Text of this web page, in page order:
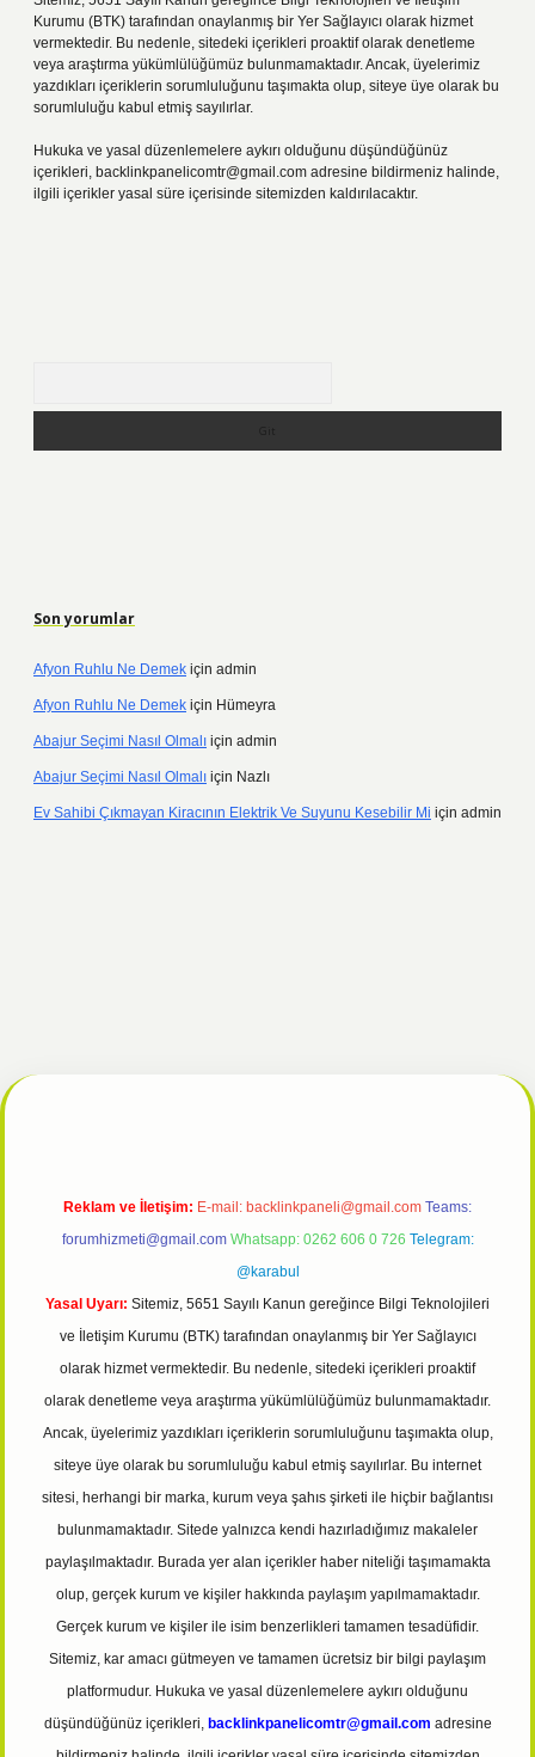
Kurumu (BTK) tarafından onaylanmış bir Yer Sağlayıcı olarak hizmet
vermektedir. Bu nedenle, sitedeki içerikleri proaktif olarak denetleme
veya araştırma yükümlülüğümüz bulunmamaktadır. Ancak, üyelerimiz
yazdıkları içeriklerin sorumluluğunu taşımakta olup, siteye üye olarak bu
sorumluluğu kabul etmiş sayılırlar.
Hukuka ve yasal düzenlemelere aykırı olduğunu düşündüğünüz
içerikleri, backlinkpanelicomtr@gmail.com adresine bildirmeniz halinde,
ilgili içerikler yasal süre içerisinde sitemizden kaldırılacaktır.
Son yorumlar
Afyon Ruhlu Ne Demek için admin
Afyon Ruhlu Ne Demek için Hümeyra
Abajur Seçimi Nasıl Olmalı için admin
Abajur Seçimi Nasıl Olmalı için Nazlı
Ev Sahibi Çıkmayan Kiracının Elektrik Ve Suyunu Kesebilir Mi için admin
tulipbet giriş
Reklam ve İletişim: E-mail: backlinkpaneli@gmail.com Teams:
forumhizmeti@gmail.com Whatsapp: 0262 606 0 726 Telegram:
@karabul
Yasal Uyarı: Sitemiz, 5651 Sayılı Kanun gereğince Bilgi Teknolojileri
ve İletişim Kurumu (BTK) tarafından onaylanmış bir Yer Sağlayıcı
olarak hizmet vermektedir. Bu nedenle, sitedeki içerikleri proaktif
olarak denetleme veya araştırma yükümlülüğümüz bulunmamaktadır.
Ancak, üyelerimiz yazdıkları içeriklerin sorumluluğunu taşımakta olup,
siteye üye olarak bu sorumluluğu kabul etmiş sayılırlar. Bu internet
sitesi, herhangi bir marka, kurum veya şahıs şirketi ile hiçbir bağlantısı
bulunmamaktadır. Sitede yalnızca kendi hazırladığımız makaleler
paylaşılmaktadır. Burada yer alan içerikler haber niteliği taşımamakta
olup, gerçek kurum ve kişiler hakkında paylaşım yapılmamaktadır.
Gerçek kurum ve kişiler ile isim benzerlikleri tamamen tesadüfidir.
Sitemiz, kar amacı gütmeyen ve tamamen ücretsiz bir bilgi paylaşım
platformudur. Hukuka ve yasal düzenlemelere aykırı olduğunu
düşündüğünüz içerikleri, backlinkpanelicomtr@gmail.com adresine